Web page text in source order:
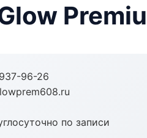
96-26
по записи